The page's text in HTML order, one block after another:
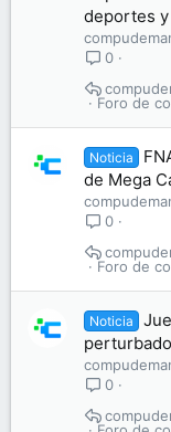
deportes
0
Foro de
Noticia
de Mega
0
Foro de
Noticia
0